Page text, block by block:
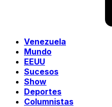
Venezuela
Mundo
EEUU
Sucesos
Show
Deportes
Columnistas